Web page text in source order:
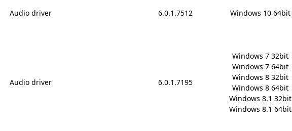
Audio driver 6.0.1.7512 Windows 10 64bit
Audio driver 6.0.1.7195
Windows 7 32bit
Windows 7 64bit
Windows 8 32bit
Windows 8 64bit
Windows 8.1 32bit
Windows 8.1 64bit